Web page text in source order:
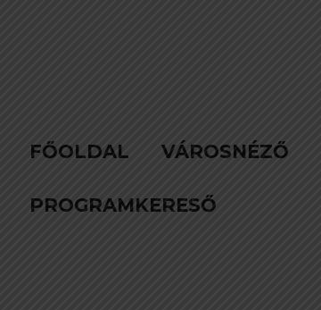
FŐOLDAL VÁROSNÉZŐ
PROGRAMKERESŐ